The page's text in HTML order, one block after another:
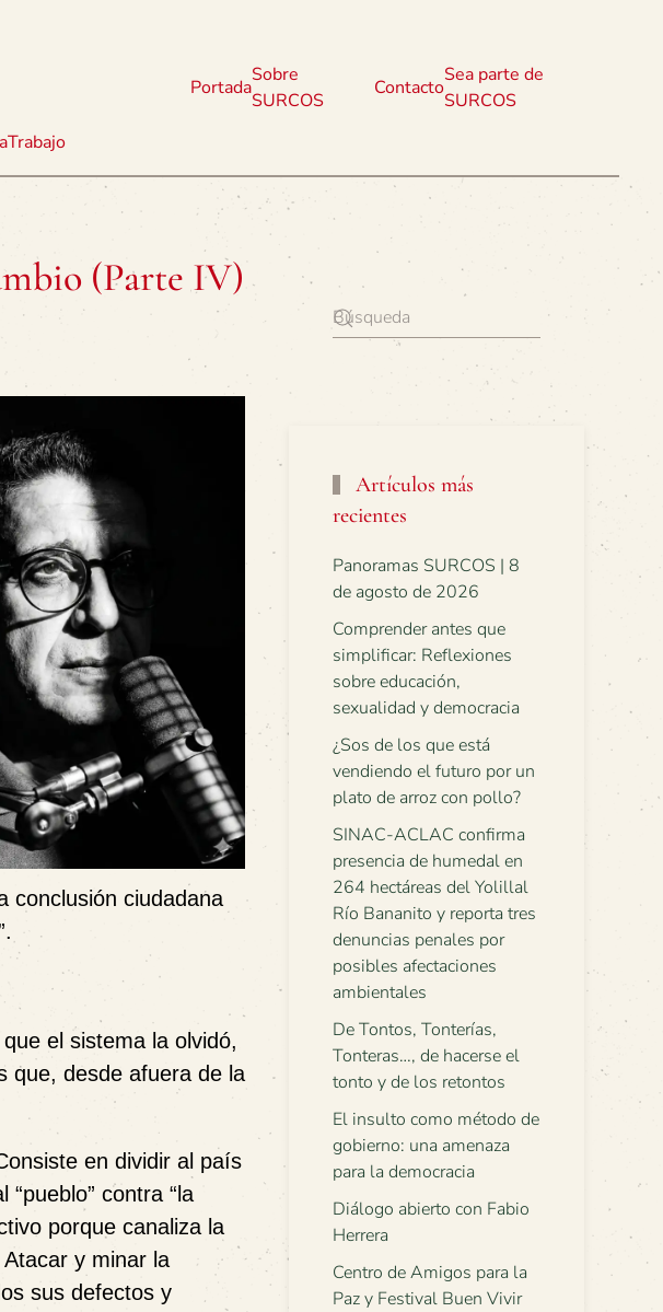
Trabajo
Portada
Sobre
SURCOS
Contacto
Sea parte de
SURCOS
(Parte IV)
conclusión ciudadana
el sistema la olvidó,
que, desde afuera de la
en dividir al país
contra “la
porque canaliza la
y minar la
sus defectos y
Artículos más
recientes
Panoramas SURCOS | 8
de agosto de 2026
Comprender antes que
simplificar: Reflexiones
sobre educación,
sexualidad y democracia
¿Sos de los que está
vendiendo el futuro por un
plato de arroz con pollo?
SINAC-ACLAC confirma
presencia de humedal en
264 hectáreas del Yolillal
Río Bananito y reporta tres
denuncias penales por
posibles afectaciones
ambientales
De Tontos, Tonterías,
Tonteras…, de hacerse el
tonto y de los retontos
El insulto como método de
gobierno: una amenaza
para la democracia
Diálogo abierto con Fabio
Herrera
Centro de Amigos para la
Paz y Festival Buen Vivir